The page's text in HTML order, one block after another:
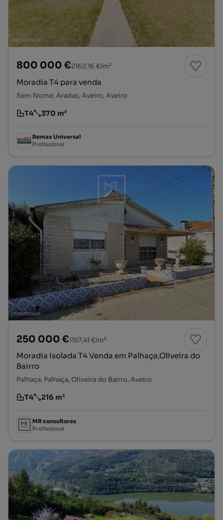
800 000 €2162,16 €/m²
Moradia T4 para venda
Sem Nome, Aradas, Aveiro, Aveiro
Tipologia
T4
Preço por metro quadrado
370 m²
Remax Universal
Profissional
250 000 €1157,41 €/m²
Moradia Isolada T4 Venda em Palhaça,Oliveira do
Bairro
Palhaça, Palhaça, Oliveira do Bairro, Aveiro
Tipologia
T4
Preço por metro quadrado
216 m²
MR consultores
Profissional